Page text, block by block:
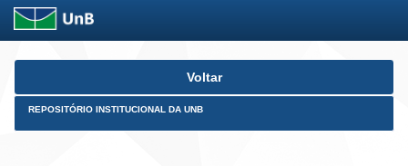
Skip
Voltar
REPOSITÓRIO INSTITUCIONAL DA UNB